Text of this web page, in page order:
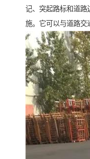
记、突起路标和道路
施。它可以与道路交